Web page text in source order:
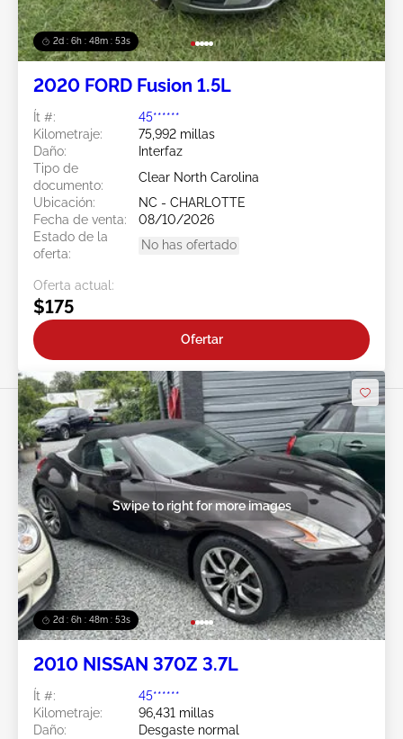
2d : 6h : 48m : 51s
2020 FORD Fusion 1.5L
Ít #:
45******
Kilometraje:
75,992 millas
Daño:
Interfaz
Tipo de
documento:
Clear North Carolina
Ubicación:
NC - CHARLOTTE
Fecha de venta:
08/10/2026
Estado de la
oferta:
No has ofertado
Oferta actual:
$175
Ofertar
2d : 6h : 48m : 51s
Swipe to right for more images
2010 NISSAN 370Z 3.7L
Ít #:
45******
Kilometraje:
96,431 millas
Daño:
Desgaste normal